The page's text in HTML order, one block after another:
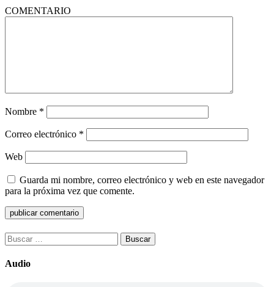
COMENTARIO
Nombre *
Correo electrónico *
Web
Guarda mi nombre, correo electrónico y web en este navegador
para la próxima vez que comente.
Buscar:
Audio